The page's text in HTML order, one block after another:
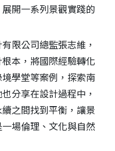
開一系列景觀實踐的
限公司總監張志維，
本，將國際經驗轉化
學堂等案例，探索南
分享在設計過程中，
之間找到平衡，讓景
場倫理、文化與自然